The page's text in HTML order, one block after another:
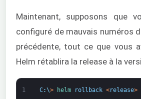
Maintenant, supposons que
configuré de mauvais numéros
précédente, tout ce que vous
Helm rétablira la release à la
1 C:\> helm rollback <release>